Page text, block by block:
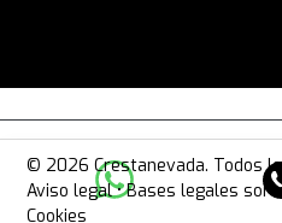
© 2026 Crestanevada. Todos
Aviso legal•Bases legales
Cookies